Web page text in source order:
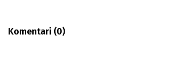
Komentari (0)